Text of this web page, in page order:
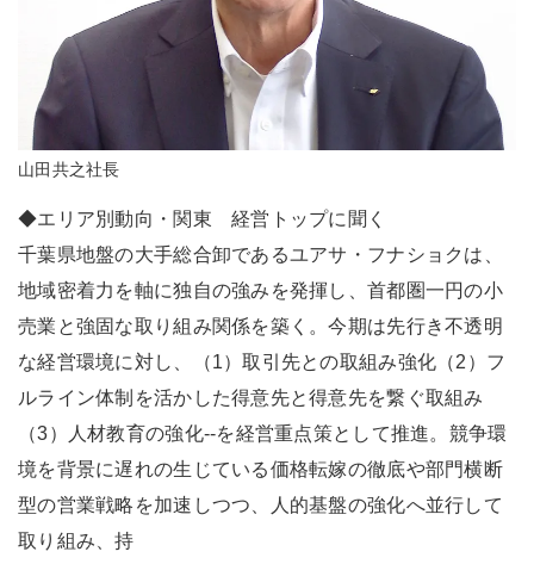
山田共之社長
◆エリア別動向・関東 経営トップに聞く
千葉県地盤の大手総合卸であるユアサ・フナショクは、
地域密着力を軸に独自の強みを発揮し、首都圏一円の小
売業と強固な取り組み関係を築く。今期は先行き不透明
な経営環境に対し、（1）取引先との取組み強化（2）フ
ルライン体制を活かした得意先と得意先を繋ぐ取組み
（3）人材教育の強化--を経営重点策として推進。競争環
境を背景に遅れの生じている価格転嫁の徹底や部門横断
型の営業戦略を加速しつつ、人的基盤の強化へ並行して
取り組み、持